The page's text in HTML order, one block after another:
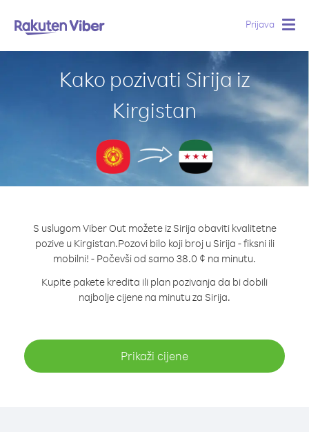
Prijava
Kako pozivati Sirija iz
Kirgistan
S uslugom Viber Out možete iz Sirija obaviti kvalitetne
pozive u Kirgistan.Pozovi bilo koji broj u Sirija - fiksni ili
mobilni! - Počevši od samo 38.0 ¢ na minutu.
Kupite pakete kredita ili plan pozivanja da bi dobili
najbolje cijene na minutu za Sirija.
Prikaži cijene